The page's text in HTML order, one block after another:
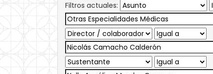
Filtros actuales: